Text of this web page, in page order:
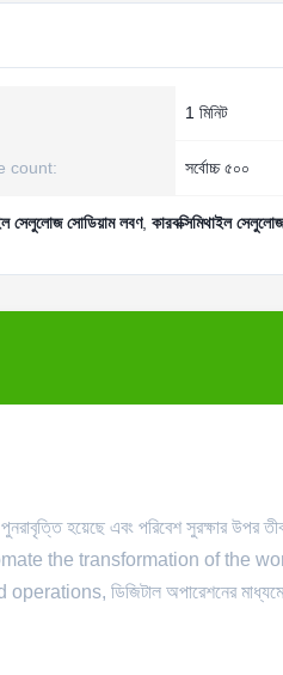
1 মিনিট
count: সর্বোচ্চ ৫০০
সেলুলোজ সোডিয়াম লবণ, কারবক্সিমিথাইল
হয়েছে এবং পরিবেশ সুরক্ষার উপর
the transformation of the
ডিজিটাল অপারেশনের মাধ্যমে